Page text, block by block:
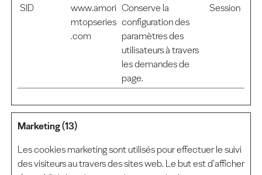
SID
www.amori
mtopseries
.com
Conserve la
configuration des
paramètres des
utilisateurs à travers
les demandes de
page.
Session
Marketing (13)
Les cookies marketing sont utilisés pour effectuer le suivi
des visiteurs au travers des sites web. Le but est d'afficher